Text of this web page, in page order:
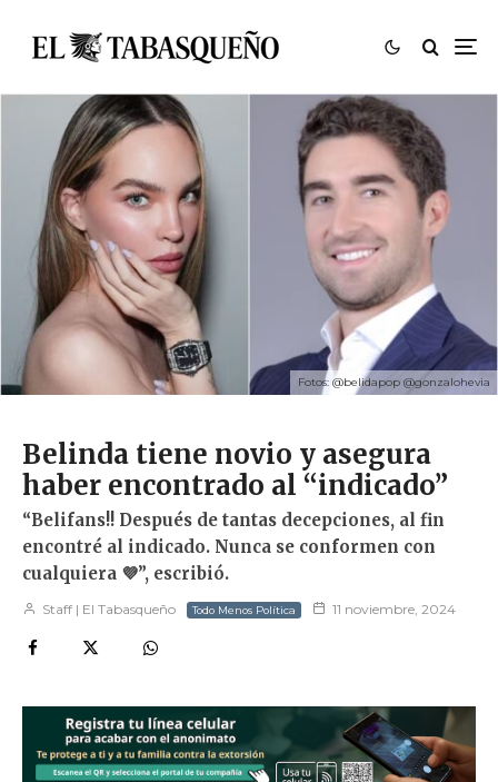
Fotos: @belidapop @gonzalohevia
Belinda tiene novio y asegura
haber encontrado al “indicado”
“Belifans!! Después de tantas decepciones, al fin
encontré al indicado. Nunca se conformen con
cualquiera 💜”, escribió.
Staff | El Tabasqueño Todo Menos Política 11 noviembre, 2024